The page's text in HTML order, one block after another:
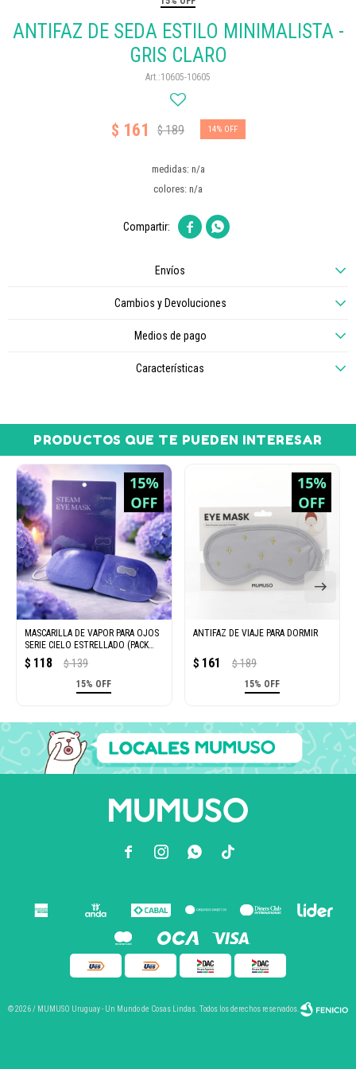
ANTIFAZ DE SEDA ESTILO MINIMALISTA -
GRIS CLARO
10605-10605
$ 161 $189 14
medidas: n/a
colores: n/a
 
Envíos
Cambios y Devoluciones
Medios de pago
Características
PRODUCTOS QUE TE PUEDEN INTERESAR
MASCARILLA DE VAPOR PARA OJOS
SERIE CIELO ESTRELLADO (PACK
X1)
$ 118 $ 139
15% OFF
ANTIFAZ DE VIAJE PARA DORMIR
$ 161 $ 189
15% OFF
  
© 2026 / MUMUSO Uruguay - Un Mundo de Cosas Lindas. Todos los derechos reservados.